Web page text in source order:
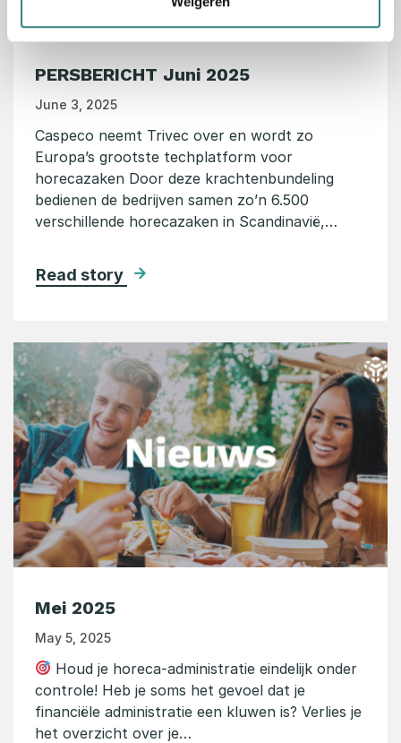
PERSBERICHT Juni 2025
June 3, 2025
Caspeco neemt Trivec over en wordt zo
Europa’s grootste techplatform voor
horecazaken Door deze krachtenbundeling
bedienen de bedrijven samen zo’n 6.500
verschillende horecazaken in Scandinavië,…
Read story
Mei 2025
May 5, 2025
Houd je horeca-administratie eindelijk onder
controle! Heb je soms het gevoel dat je
financiële administratie een kluwen is? Verlies je
het overzicht over je…